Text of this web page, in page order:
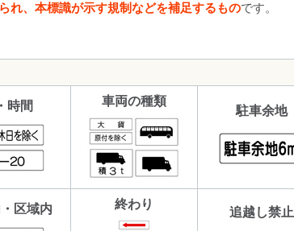
れ、本標識が示す規制などを補足するものです。
時間 車両の種類
駐車余地
区域内 終わり
追越し禁止